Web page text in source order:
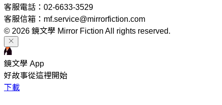
客服電話：02-6633-3529
客服信箱：mf.service@mirrorfiction.com
© 2026 鏡文學 Mirror Fiction All rights reserved.
鏡文學 App
好故事從這裡開始
下載